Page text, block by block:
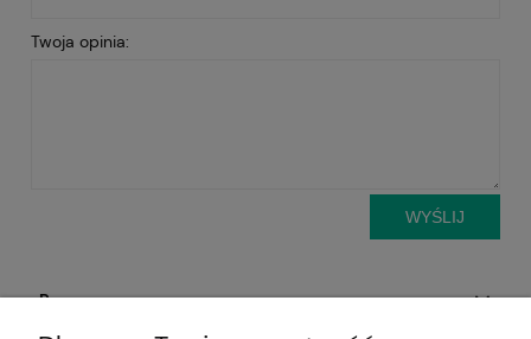
Twoja opinia:
WYŚLIJ
Pomoc